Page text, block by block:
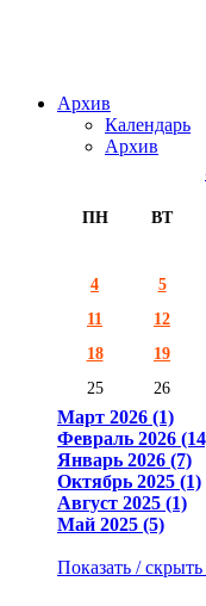
Архив
Календарь
Архив
ПН ВТ
4
5
11
12
18
19
25
26
Март 2026 (1)
Февраль 2026
Январь 2026 (7)
Октябрь 2025 (1)
Август 2025 (1)
Май 2025 (5)
Показать / скрыть